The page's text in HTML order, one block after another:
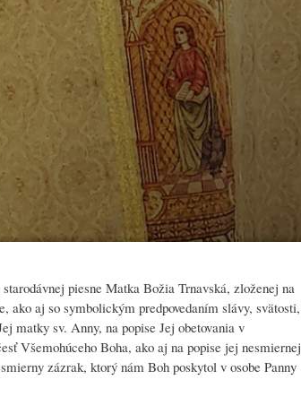
piesne Matka Božia Trnavská, zloženej na
ako aj so symbolickým predpovedaním slávy, svätosti,
matky sv. Anny, na popise Jej obetovania v
Všemohúceho Boha, ako aj na popise jej nesmiernej
zázrak, ktorý nám Boh poskytol v osobe Panny